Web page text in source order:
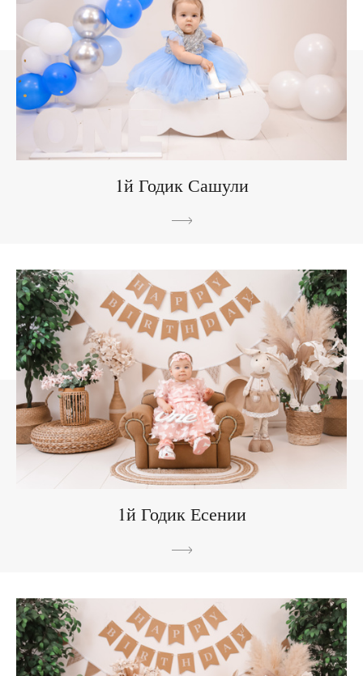
1й Годик Сашули
1й Годик Есении